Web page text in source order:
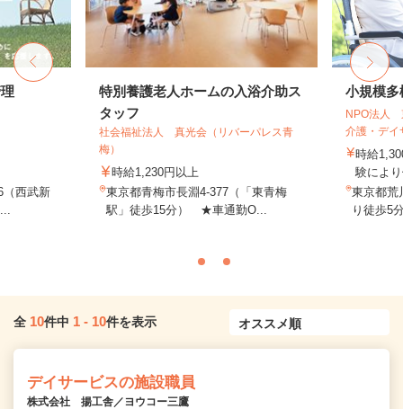
（西武新
特別養護老人ホームの入浴介助ス
タッフ
社会福祉法人 真光会（リバーパレス青
梅）
時給1,230円以上
東京都青梅市長淵4-377（「東青梅
駅」徒歩15分） ★車通勤O...
小規模多
NPO法人
介護・デイ
時給
験によ
東京都荒
り徒歩5
全 10件中 1 - 10件を表示
デイサービスの施設職員
株式会社 揚工舎／ヨウコー三鷹